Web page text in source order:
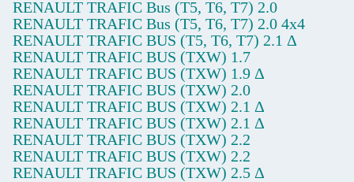
RENAULT TRAFIC Bus (T5, T6, T7) 2.0
RENAULT TRAFIC Bus (T5, T6, T7) 2.0 4x4
RENAULT TRAFIC BUS (T5, T6, T7) 2.1 Δ
RENAULT TRAFIC BUS (TXW) 1.7
RENAULT TRAFIC BUS (TXW) 1.9 Δ
RENAULT TRAFIC BUS (TXW) 2.0
RENAULT TRAFIC BUS (TXW) 2.1 Δ
RENAULT TRAFIC BUS (TXW) 2.1 Δ
RENAULT TRAFIC BUS (TXW) 2.2
RENAULT TRAFIC BUS (TXW) 2.2
RENAULT TRAFIC BUS (TXW) 2.5 Δ